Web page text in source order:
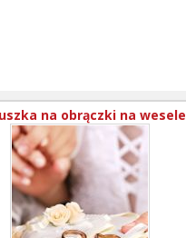
na obrączki na wesele